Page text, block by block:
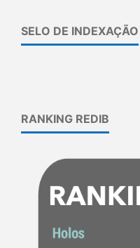
SELO DE INDEXAÇÃO
RANKING REDIB